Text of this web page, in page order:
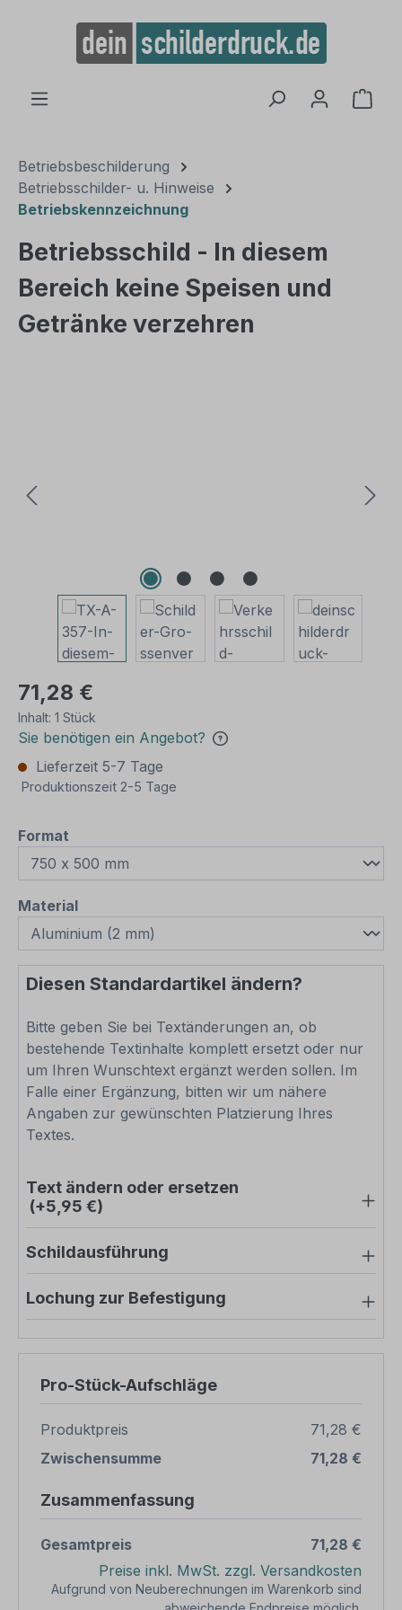
springen
Betriebsbeschilderung
Betriebsschilder- u. Hinweise
Betriebskennzeichnung
Betriebsschild - In diesem
Bereich keine Speisen und
Getränke verzehren
71,28 €
Inhalt: 1 Stück
Sie benötigen ein Angebot?
Lieferzeit 5-7 Tage
Produktionszeit 2-5 Tage
Format
Materialauswählen
Diesen Standardartikel ändern?
Bitte geben Sie bei Textänderungen an, ob
bestehende Textinhalte komplett ersetzt oder nur
um Ihren Wunschtext ergänzt werden sollen. Im
Falle einer Ergänzung, bitten wir um nähere
Angaben zur gewünschten Platzierung Ihres
Textes.
Text ändern oder ersetzen
(+5,95 €)
Schildausführung
Lochung zur Befestigung
Pro-Stück-Aufschläge
Produktpreis
71,28 €
Zwischensumme
71,28 €
Zusammenfassung
Gesamtpreis
71,28 €
Preise inkl. MwSt. zzgl. Versandkosten
Aufgrund von Neuberechnungen im Warenkorb sind